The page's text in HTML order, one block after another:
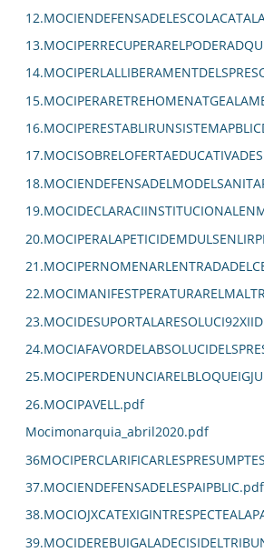
26.MOCIPAVELL.pdf
Mocimonarquia_abril2020.pdf
37.MOCIENDEFENSADELESPAIPBLIC.pdf